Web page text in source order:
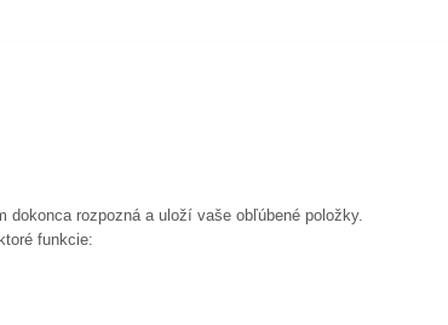
rozpozná a uloží vaše obľúbené položky.
funkcie: